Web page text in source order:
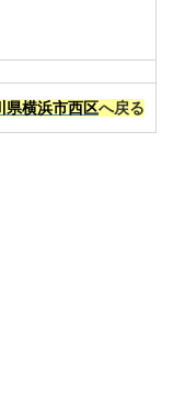
県横浜市西区へ戻る